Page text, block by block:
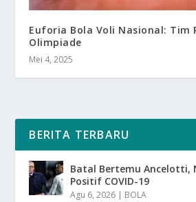
Euforia Bola Voli Nasional: Tim
Olimpiade
Mei 4, 2025
BERITA TERBARU
Batal Bertemu Ancelotti,
Positif COVID-19
Agu 6, 2026 | BOLA